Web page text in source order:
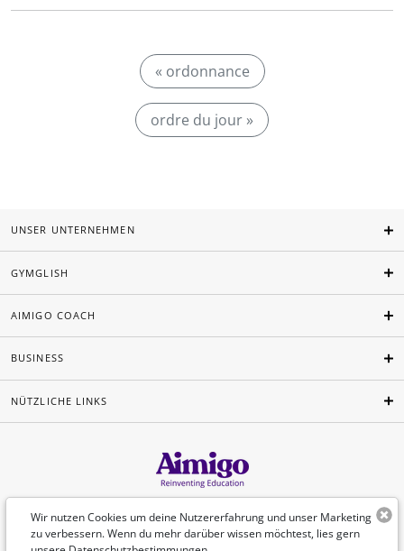
« ordonnance
ordre du jour »
Wir nutzen Cookies um deine Nutzererfahrung und unser Marketing
zu verbessern. Wenn du mehr darüber wissen möchtest, lies gern
UNSER UNTERNEHMEN
GYMGLISH
AIMIGO COACH
BUSINESS
NÜTZLICHE LINKS
Deutsch